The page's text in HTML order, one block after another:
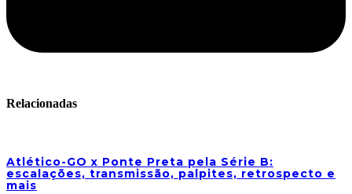
Relacionadas
Atlético-GO x Ponte Preta pela Série B:
escalações, transmissão, palpites, retrospecto e
mais